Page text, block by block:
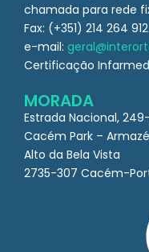
chamada para rede
Fax: (+351) 214 264 912
e-mail:
Certificação Infarmed
MORADA
Estrada Nacional,
Cacém Park –
Alto da Bela Vista
2735-307 Cacém-